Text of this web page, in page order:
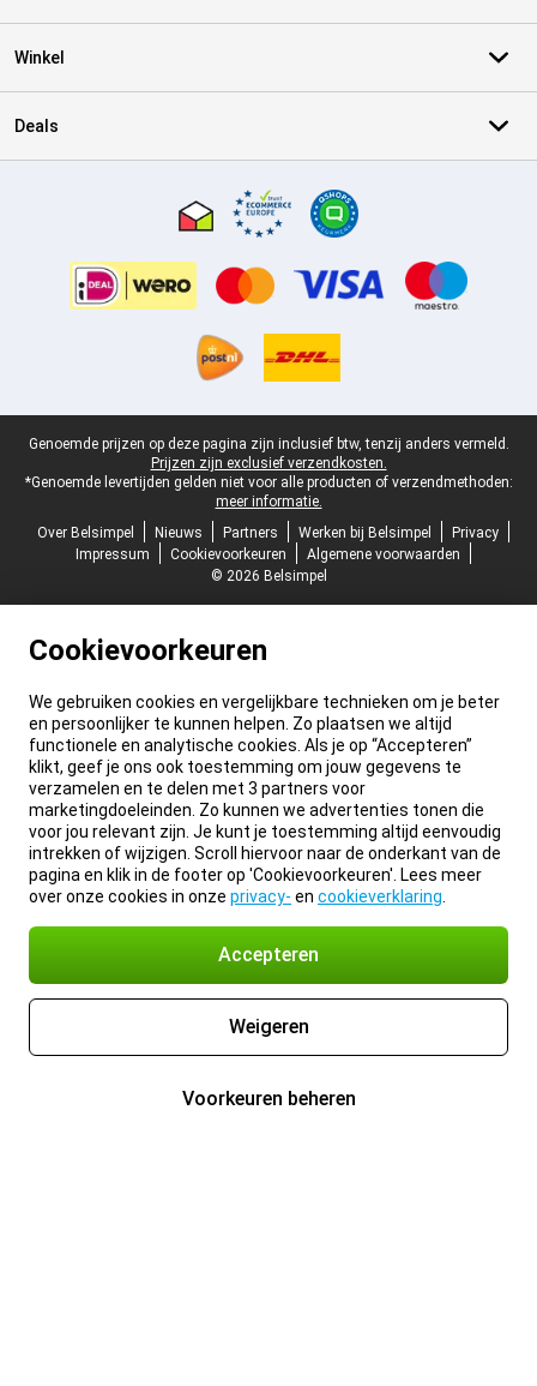
Winkel
Deals
Juridische voettekst
Genoemde prijzen op deze pagina zijn inclusief btw, tenzij anders vermeld.
Prijzen zijn exclusief verzendkosten.
*Genoemde levertijden gelden niet voor alle producten of verzendmethoden:
meer informatie.
Over Belsimpel
Nieuws Partners Werken bij Belsimpel
Privacy
Impressum
Cookievoorkeuren
Algemene voorwaarden
© 2026 Belsimpel
Cookievoorkeuren
We gebruiken cookies en vergelijkbare technieken om je beter
en persoonlijker te kunnen helpen. Zo plaatsen we altijd
functionele en analytische cookies. Als je op “Accepteren”
klikt, geef je ons ook toestemming om jouw gegevens te
verzamelen en te delen met 3 partners voor
marketingdoeleinden. Zo kunnen we advertenties tonen die
voor jou relevant zijn. Je kunt je toestemming altijd eenvoudig
intrekken of wijzigen. Scroll hiervoor naar de onderkant van de
pagina en klik in de footer op 'Cookievoorkeuren'. Lees meer
over onze cookies in onze privacy- en cookieverklaring
Accepteren
Weigeren
Voorkeuren beheren